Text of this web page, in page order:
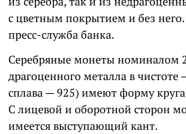
с цветным покрытием и без
пресс-служба банка.
Серебряные монеты номиналом
драгоценного металла в чистоте
сплава — 925) имеют форму
С лицевой и оборотной сторон
имеется выступающий кант.